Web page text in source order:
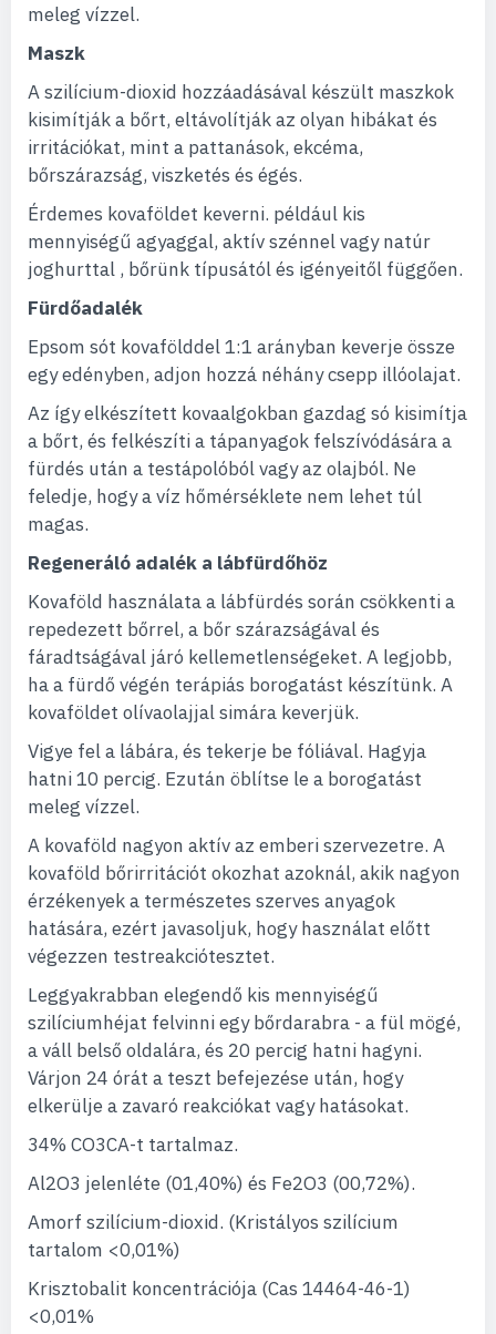
meleg vízzel.
Maszk
A szilícium-dioxid hozzáadásával készült maszkok
kisimítják a bőrt, eltávolítják az olyan hibákat és
irritációkat, mint a pattanások, ekcéma,
bőrszárazság, viszketés és égés.
Érdemes kovaföldet keverni. például kis
mennyiségű agyaggal, aktív szénnel vagy natúr
joghurttal , bőrünk típusától és igényeitől függően.
Fürdőadalék
Epsom sót kovafölddel 1:1 arányban keverje össze
egy edényben, adjon hozzá néhány csepp illóolajat.
Az így elkészített kovaalgokban gazdag só kisimítja
a bőrt, és felkészíti a tápanyagok felszívódására a
fürdés után a testápolóból vagy az olajból. Ne
feledje, hogy a víz hőmérséklete nem lehet túl
magas.
Regeneráló adalék a lábfürdőhöz
Kovaföld használata a lábfürdés során csökkenti a
repedezett bőrrel, a bőr szárazságával és
fáradtságával járó kellemetlenségeket. A legjobb,
ha a fürdő végén terápiás borogatást készítünk. A
kovaföldet olívaolajjal simára keverjük.
Vigye fel a lábára, és tekerje be fóliával. Hagyja
hatni 10 percig. Ezután öblítse le a borogatást
meleg vízzel.
A kovaföld nagyon aktív az emberi szervezetre. A
kovaföld bőrirritációt okozhat azoknál, akik nagyon
érzékenyek a természetes szerves anyagok
hatására, ezért javasoljuk, hogy használat előtt
végezzen testreakciótesztet.
Leggyakrabban elegendő kis mennyiségű
szilíciumhéjat felvinni egy bőrdarabra - a fül mögé,
a váll belső oldalára, és 20 percig hatni hagyni.
Várjon 24 órát a teszt befejezése után, hogy
elkerülje a zavaró reakciókat vagy hatásokat.
34% CO3CA-t tartalmaz.
Al2O3 jelenléte (01,40%) és Fe2O3 (00,72%).
Amorf szilícium-dioxid. (Kristályos szilícium
tartalom <0,01%)
Krisztobalit koncentrációja (Cas 14464-46-1)
<0,01%